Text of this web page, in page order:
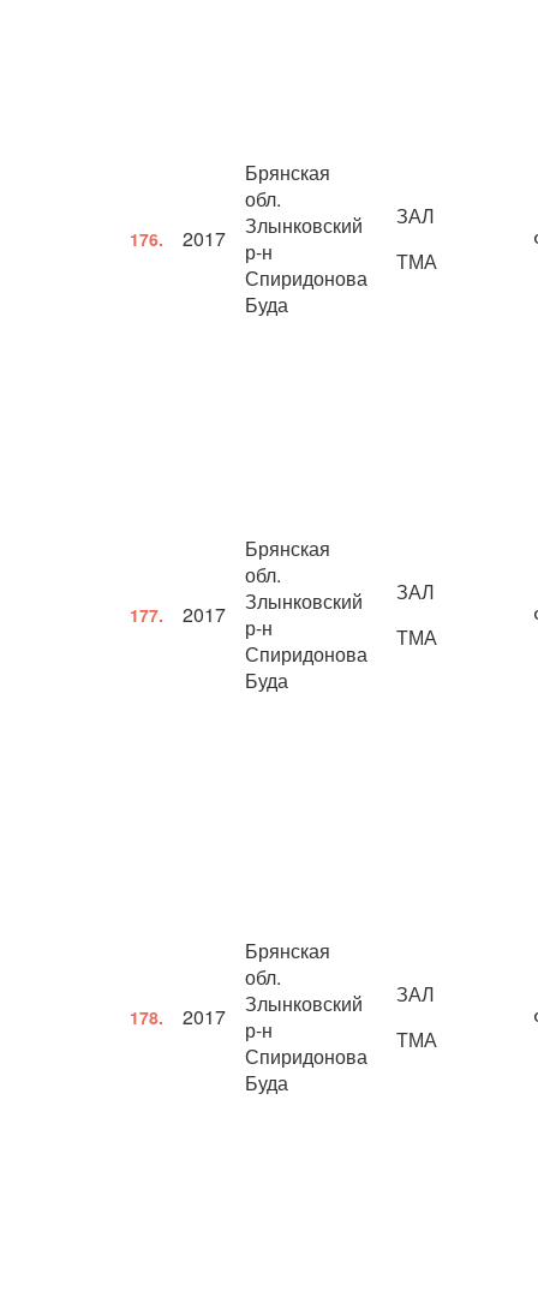
176. 2017
Брянская
обл.
Злынковский
р-н
Спиридонова
Буда
ЗАЛ
ТМА
177. 2017
Брянская
обл.
Злынковский
р-н
Спиридонова
Буда
ЗАЛ
ТМА
178. 2017
Брянская
обл.
Злынковский
р-н
Спиридонова
Буда
ЗАЛ
ТМА